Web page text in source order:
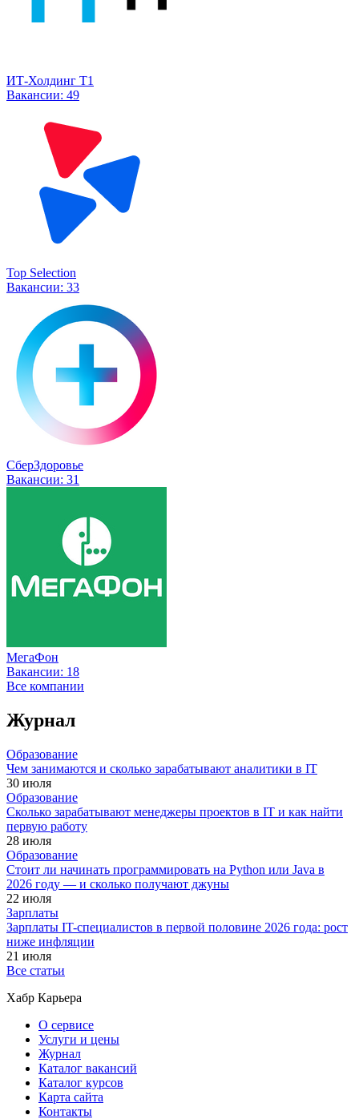
ИТ-Холдинг Т1
Вакансии: 49
Top Selection
Вакансии: 33
СберЗдоровье
Вакансии: 31
МегаФон
Вакансии: 18
Все компании
Журнал
Образование
Чем занимаются и сколько зарабатывают аналитики в IT
30 июля
Образование
Сколько зарабатывают менеджеры проектов в IT и как найти
первую работу
28 июля
Образование
Стоит ли начинать программировать на Python или Java в
2026 году — и сколько получают джуны
22 июля
Зарплаты
Зарплаты IT-специалистов в первой половине 2026 года: рост
ниже инфляции
21 июля
Все статьи
Хабр Карьера
О сервисе
Услуги и цены
Журнал
Каталог вакансий
Каталог курсов
Карта сайта
Контакты